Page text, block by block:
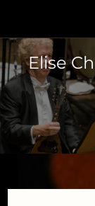
content
Elise